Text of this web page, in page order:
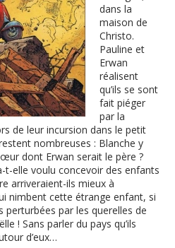
dans la
maison de
Christo.
Pauline et
Erwan
réalisent
qu’ils se sont
fait piéger
par la
de leur incursion dans le petit
nombreuses : Blanche y
dont Erwan serait le père ?
t-elle voulu concevoir des enfants
arriveraient-ils mieux à
nimbent cette étrange enfant, si
perturbées par les querelles de
! Sans parler du pays qu’ils
d’eux…